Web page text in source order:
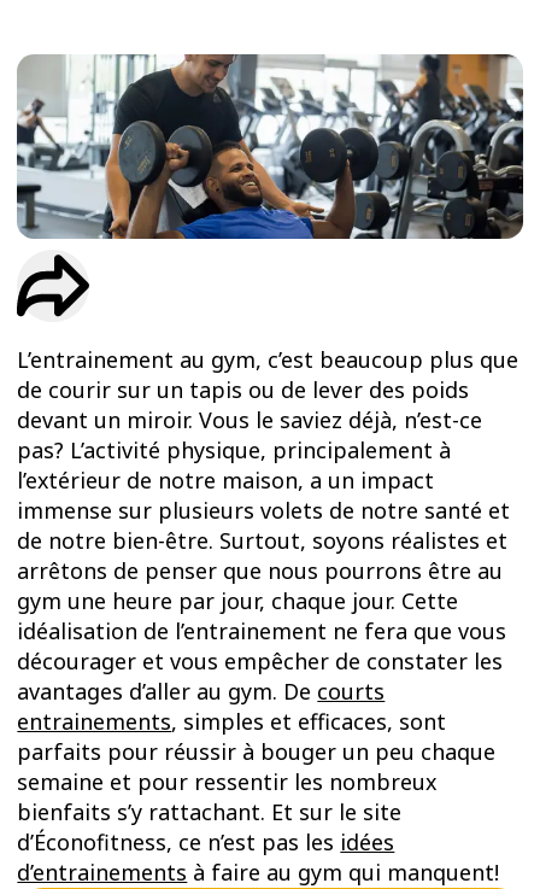
ESSAIS
ENTRAINEMENT
L’entrainement au gym, c’est beaucoup plus que
de courir sur un tapis ou de lever des poids
devant un miroir. Vous le saviez déjà, n’est-ce
pas? L’activité physique, principalement à
l’extérieur de notre maison, a un impact
immense sur plusieurs volets de notre santé et
de notre bien-être. Surtout, soyons réalistes et
arrêtons de penser que nous pourrons être au
gym une heure par jour, chaque jour. Cette
idéalisation de l’entrainement ne fera que vous
décourager et vous empêcher de constater les
avantages d’aller au gym. De courts
entrainements, simples et efficaces, sont
parfaits pour réussir à bouger un peu chaque
semaine et pour ressentir les nombreux
bienfaits s’y rattachant. Et sur le site
d’Éconofitness, ce n’est pas les idées
d’entrainements à faire au gym qui manquent!